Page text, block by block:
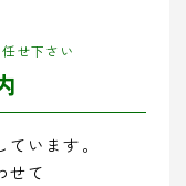
せ下さい
います。
せて